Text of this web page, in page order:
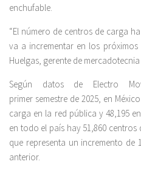
enchufable.
“El número de centros de carga
va a incrementar en los próximos
Huelgas, gerente de
Según datos de Electro
primer semestre de 2025, en
carga en la red pública y 48,195
en todo el país hay 51,860
que representa un incremento
anterior.